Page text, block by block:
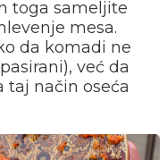
toga sameljite
mesa.
da komadi ne
već da
taj način oseća